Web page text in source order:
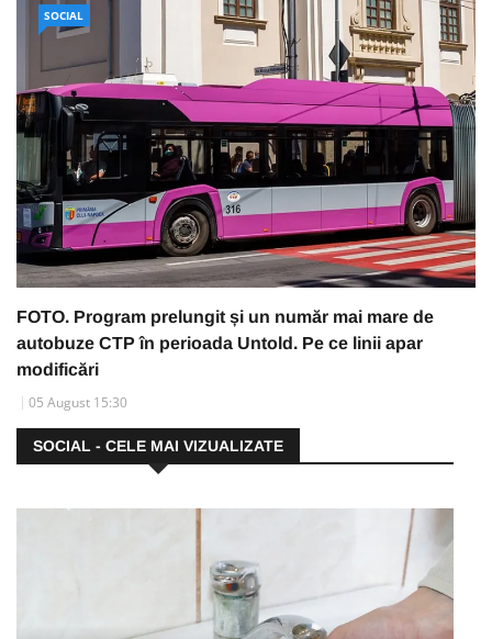
SOCIAL
FOTO. Program prelungit și un număr mai mare de
autobuze CTP în perioada Untold. Pe ce linii apar
modificări
05 August 15:30
SOCIAL - CELE MAI VIZUALIZATE